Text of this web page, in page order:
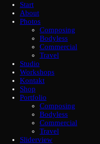
Start
About
Photos
Composing
Bodyless
Commercial
Travel
Studio
Workshops
Kontakt
Shop
Portfolio
Composing
Bodyless
Commercial
Travel
Sliderview